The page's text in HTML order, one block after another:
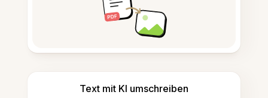
Text mit KI umschreiben